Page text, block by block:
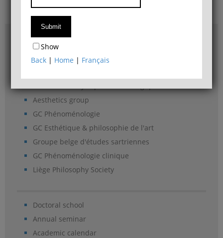
Access & maps
Philosophy Department Library
Aesthetics group
GC Phénoménologie
GC Esthétique & philosophie de l'art
Groupe belge d'études sartriennes
GC Phénoménologie clinique
Liège Philosophy Society
Doctoral school
Annual seminar
Academic calendar
Show
Back | Home | Français